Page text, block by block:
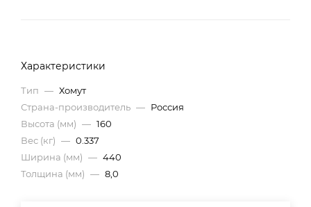
Характеристики
Тип — Хомут
Страна-производитель — Россия
Высота (мм) — 160
Вес (кг) — 0.337
Ширина (мм) — 440
Толщина (мм) — 8,0